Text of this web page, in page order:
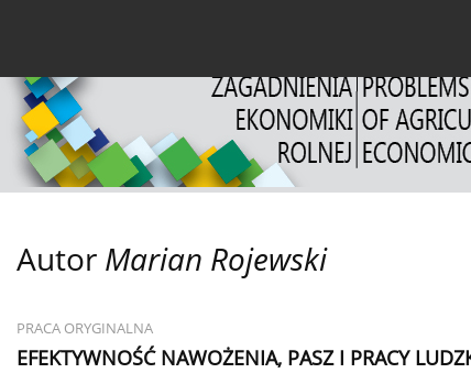
Autor Marian Rojewski
PRACA ORYGINALNA
EFEKTYWNOŚĆ NAWOŻENIA, PASZ I PRACY